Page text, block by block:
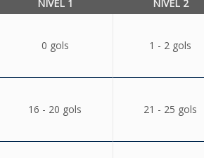
NÍVEL 1 NÍVEL 2
0 gols 1 - 2 gols
16 - 20 gols 21 - 25 gols